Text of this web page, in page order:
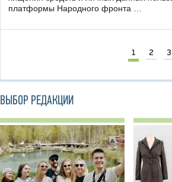
платформы Народного фронта …
1 2 3
ВЫБОР РЕДАКЦИИ